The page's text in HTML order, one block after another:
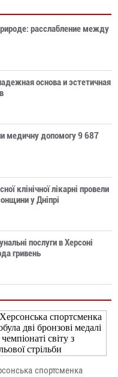
расслабление между
основа и эстетичная
медичну допомогу 9 687
клінічної лікарні провели
у Дніпрі
послуги в Херсоні
гривень
спортсменка